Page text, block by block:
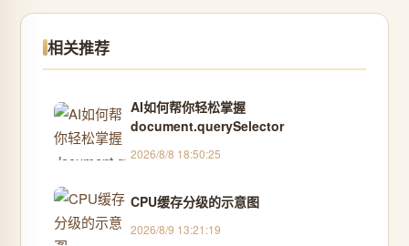
相关推荐
AI如何帮你轻松掌握
document.querySelector
2026/8/8 18:50:25
CPU缓存分级的示意图
2026/8/9 13:21:19